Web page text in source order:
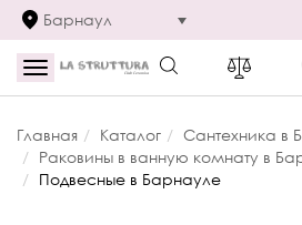
Барнаул
Toggle
navigation
Главная Каталог
Сантехника в
Раковины в ванную комнату в
Подвесные в Барнауле